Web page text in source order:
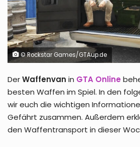
© Rockstar Games/GTAup.de
DerWaffenvan in GTA Online
besten Waffen im Spiel. In den
wir euch die wichtigen
Gefährt zusammen. Außerdem
den Waffentransport in dieser